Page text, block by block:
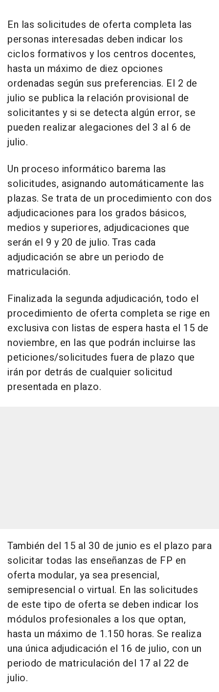
En las solicitudes de oferta completa las
personas interesadas deben indicar los
ciclos formativos y los centros docentes,
hasta un máximo de diez opciones
ordenadas según sus preferencias. El 2 de
julio se publica la relación provisional de
solicitantes y si se detecta algún error, se
pueden realizar alegaciones del 3 al 6 de
julio.
Un proceso informático barema las
solicitudes, asignando automáticamente las
plazas. Se trata de un procedimiento con dos
adjudicaciones para los grados básicos,
medios y superiores, adjudicaciones que
serán el 9 y 20 de julio. Tras cada
adjudicación se abre un periodo de
matriculación.
Finalizada la segunda adjudicación, todo el
procedimiento de oferta completa se rige en
exclusiva con listas de espera hasta el 15 de
noviembre, en las que podrán incluirse las
peticiones/solicitudes fuera de plazo que
irán por detrás de cualquier solicitud
presentada en plazo.
También del 15 al 30 de junio es el plazo para
solicitar todas las enseñanzas de FP en
oferta modular, ya sea presencial,
semipresencial o virtual. En las solicitudes
de este tipo de oferta se deben indicar los
módulos profesionales a los que optan,
hasta un máximo de 1.150 horas. Se realiza
una única adjudicación el 16 de julio, con un
periodo de matriculación del 17 al 22 de
julio.